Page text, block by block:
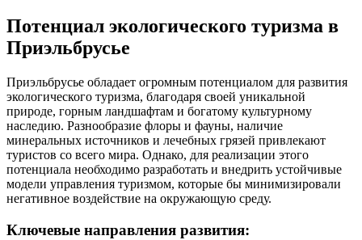
Потенциал экологического туризма в
Приэльбрусье
Приэльбрусье обладает огромным потенциалом для развития
экологического туризма, благодаря своей уникальной
природе, горным ландшафтам и богатому культурному
наследию. Разнообразие флоры и фауны, наличие
минеральных источников и лечебных грязей привлекают
туристов со всего мира. Однако, для реализации этого
потенциала необходимо разработать и внедрить устойчивые
модели управления туризмом, которые бы минимизировали
негативное воздействие на окружающую среду.
Ключевые направления развития: